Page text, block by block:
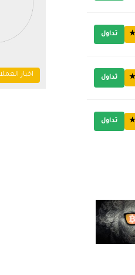
اخبار
تداول
تداول
تداول